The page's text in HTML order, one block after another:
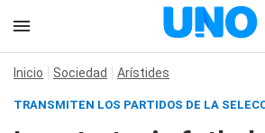
Inicio Sociedad Arístides
TRANSMITEN LOS PARTIDOS DE LA